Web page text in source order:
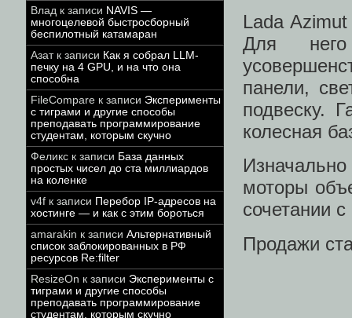
Влад к записи NAVIS —
многоцелевой быстросборный
беспилотный катамаран
Азатк записи Как я собрал LLM-
печку на 4 GPU, и на что она
способна
FileCompare к записи Эксперименты
с тиграми и другие способы
преподавать программирование
студентам, которым скучно
Феликс к записи База данных
простых чисел до ста миллиардов
на коленке
v4f к записи Перебор IP-адресов на
хостинге — и как с этим бороться
amarakin к записи Альтернативный
список заблокированных в РФ
ресурсов Re:filter
ResizeOn к записи Эксперименты с
тиграми и другие способы
преподавать программирование
студентам, которым скучно
Lada
Для
панели,
подвеску.
колесная
моторы
сочетании
Продажи